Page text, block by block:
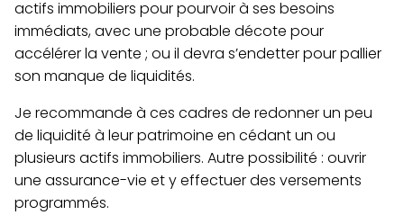
actifs immobiliers pour pourvoir à ses besoins
immédiats, avec une probable décote pour
accélérer la vente ; ou il devra s’endetter pour pallier
son manque de liquidités.
Je recommande à ces cadres de redonner un peu
de liquidité à leur patrimoine en cédant un ou
plusieurs actifs immobiliers. Autre possibilité : ouvrir
une assurance-vie et y effectuer des versements
programmés.